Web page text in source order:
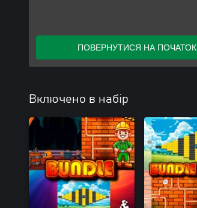
ПОВЕРНУТИСЯ НА ПОЧАТОК
Включено в набір